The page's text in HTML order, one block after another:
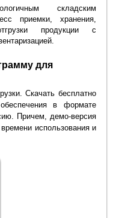
складским
приемки, хранения,
продукции с
для
Скачать бесплатно
в формате
Причем, демо-версия
использования и